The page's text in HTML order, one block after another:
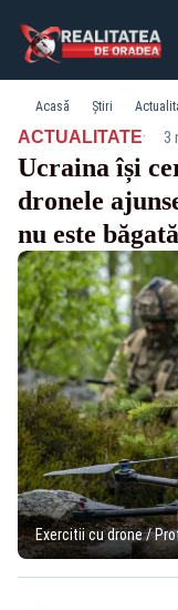
Acasă Știri
ACTUALITATE· 3
Ucraina își
dronele
nu este
Exercitii cu drone /